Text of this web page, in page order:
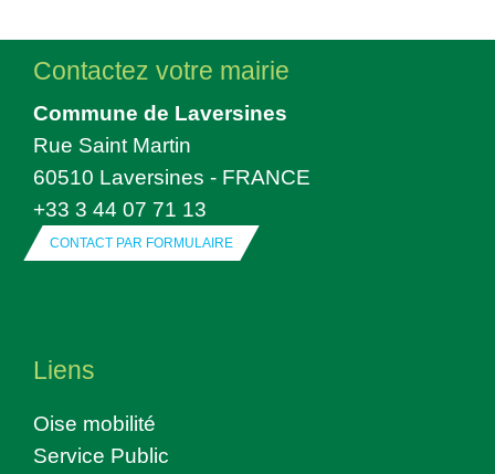
Contactez votre mairie
Commune de Laversines
Rue Saint Martin
60510 Laversines - FRANCE
+33 3 44 07 71 13
CONTACT PAR FORMULAIRE
Liens
Oise mobilité
Service Public